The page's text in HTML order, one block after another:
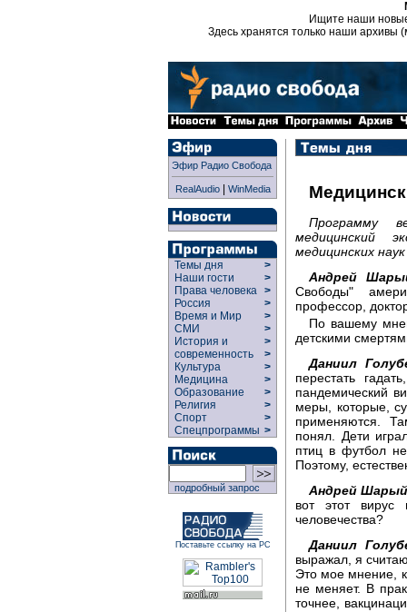
Ищите наши
Здесь хранятся только наши архивы
Эфир Радио Свобода
RealAudio| WinMedia
Темы дня
>
Наши гости
>
Права человека >
Россия
>
Время и Мир
>
СМИ
>
История и
современность
>
>
Культура
>
Медицина
>
Образование
>
Религия
>
Спорт
>
Спецпрограммы >
подробный запрос
Поставьте ссылку на РС
Программу
медицинский
медицинских
Андрей
Свободы"
профессор,
По вашему
детскими
Даниил
перестать
пандемический
меры, которые,
применяются.
понял. Дети
птиц в футбол
Поэтому,
Андрей
вот этот вирус
человечества?
Даниил
выражал, я
Это мое мнение,
не меняет. В
точнее,